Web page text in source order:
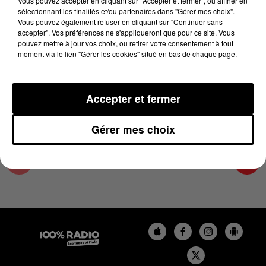
20 décembre 2023 - 4 min 12 sec
LES INFOS DE L'HÉRAULT DU 20/12/2023 À
07H30
Podcasts infos de l'Hérault
sélectionnant les finalités et/ou partenaires dans "Gérer mes choix".
Vous pouvez également refuser en cliquant sur "Continuer sans
accepter". Vos préférences ne s'appliqueront que pour ce site. Vous
pouvez mettre à jour vos choix, ou retirer votre consentement à tout
moment via le lien "Gérer les cookies" situé en bas de chaque page.
Gérer mes choix
Accepter et fermer